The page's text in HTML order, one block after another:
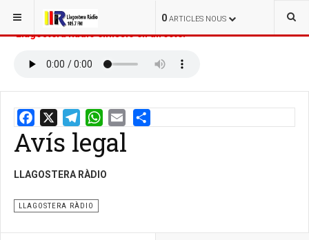
0 ARTICLES NOUS
ESTÀS AQUÍ: INICI LLAGOSTERA RÀDIO
Llagostera Ràdio emissió en directe:
Email
Avís legal
LLAGOSTERA RÀDIO
LLAGOSTERA RÀDIO